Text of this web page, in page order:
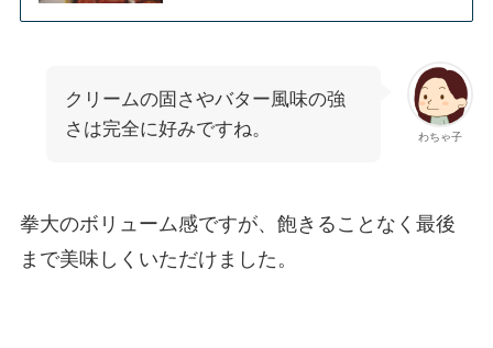
わちゃ子
クリームの固さやバター風味の強
さは完全に好みですね。
拳大のボリューム感ですが、飽きることなく最後
まで美味しくいただけました。